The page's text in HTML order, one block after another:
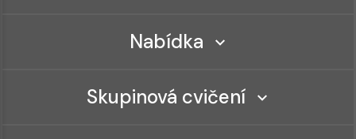
Nabídka
Skupinová cvičení